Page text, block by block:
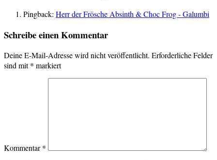
Pingback: Herr der Frösche Absinth & Choc Frog - Galumbi
Schreibe einen Kommentar
Deine E-Mail-Adresse wird nicht veröffentlicht. Erforderliche Felder
sind mit* markiert
Kommentar*